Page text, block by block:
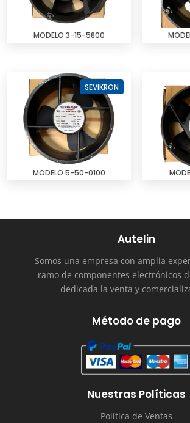
MODELO 3-15-5800
SEVIKRON
MODELO 5-50-0100
Autelin
Somos una empresa con amplia
ramo de componentes electrónicos
dedicada la venta y
Método de pago
Nuestras Políticas
Política de Ventas